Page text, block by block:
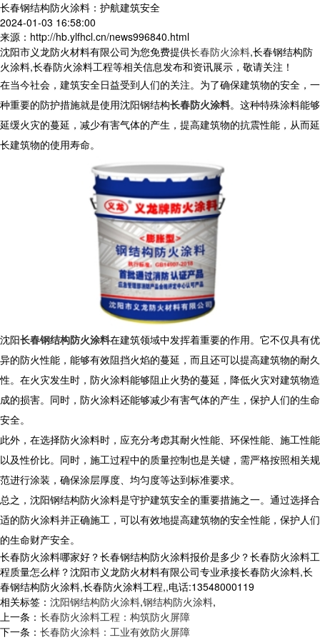
长春钢结构防火涂料：护航建筑安全
2024-01-03 16:58:00
来源：http://hb.ylfhcl.cn/news996840.html
沈阳市义龙防火材料有限公司为您免费提供长春防火涂料,长春钢结构防
火涂料,长春防火涂料工程等相关信息发布和资讯展示，敬请关注！
在当今社会，建筑安全日益受到人们的关注。为了确保建筑物的安全，一
种重要的防护措施就是使用沈阳钢结构长春防火涂料。这种特殊涂料能够
延缓火灾的蔓延，减少有害气体的产生，提高建筑物的抗震性能，从而延
长建筑物的使用寿命。
沈阳长春钢结构防火涂料在建筑领域中发挥着重要的作用。它不仅具有优
异的防火性能，能够有效阻挡火焰的蔓延，而且还可以提高建筑物的耐久
性。在火灾发生时，防火涂料能够阻止火势的蔓延，降低火灾对建筑物造
成的损害。同时，防火涂料还能够减少有害气体的产生，保护人们的生命
安全。
此外，在选择防火涂料时，应充分考虑其耐火性能、环保性能、施工性能
以及性价比。同时，施工过程中的质量控制也是关键，需严格按照相关规
范进行涂装，确保涂层厚度、均匀度等达到标准要求。
总之，沈阳钢结构防火涂料是守护建筑安全的重要措施之一。通过选择合
适的防火涂料并正确施工，可以有效地提高建筑物的安全性能，保护人们
的生命财产安全。
长春防火涂料哪家好？长春钢结构防火涂料报价是多少？长春防火涂料工
程质量怎么样？沈阳市义龙防火材料有限公司专业承接长春防火涂料,长
春钢结构防火涂料,长春防火涂料工程,,电话:13548000119
相关标签： 沈阳钢结构防火涂料,钢结构防火涂料,
上一条： 长春防火涂料工程：构筑防火屏障
下一条： 长春防火涂料：工业有效防火屏障